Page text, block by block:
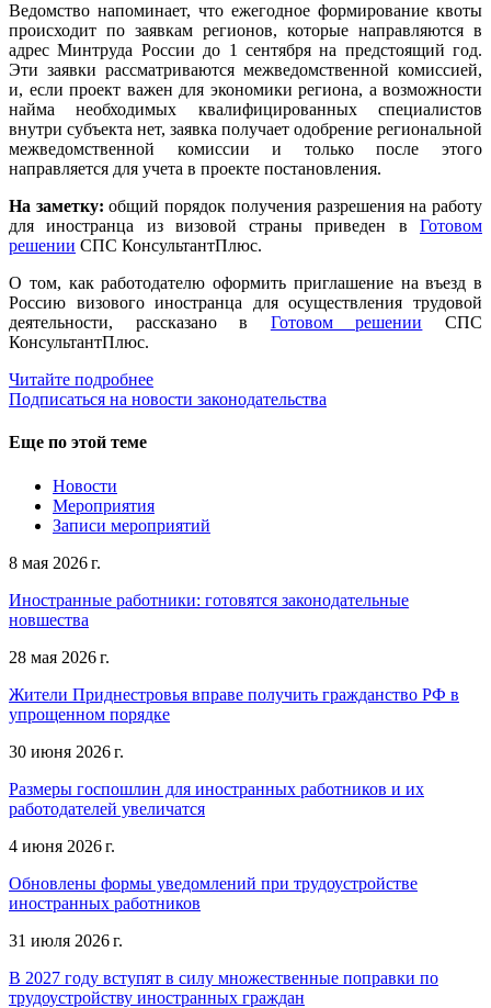
Ведомство напоминает, что ежегодное формирование квоты
происходит по заявкам регионов, которые направляются в
адрес Минтруда России до 1 сентября на предстоящий год.
Эти заявки рассматриваются межведомственной комиссией,
и, если проект важен для экономики региона, а возможности
найма необходимых квалифицированных специалистов
внутри субъекта нет, заявка получает одобрение региональной
межведомственной комиссии и только после этого
направляется для учета в проекте постановления.
На заметку:общий порядок получения разрешения на работу
для иностранца из визовой страны приведен в Готовом
решении СПС КонсультантПлюс.
О том, как работодателю оформить приглашение на въезд в
Россию визового иностранца для осуществления трудовой
деятельности, рассказано в Готовом решении СПС
КонсультантПлюс.
Читайте подробнее
Подписаться на новости законодательства
Еще по этой теме
Новости
Мероприятия
Записи мероприятий
8 мая 2026 г.
Иностранные работники: готовятся законодательные
новшества
28 мая 2026 г.
Жители Приднестровья вправе получить гражданство РФ в
упрощенном порядке
30 июня 2026 г.
Размеры госпошлин для иностранных работников и их
работодателей увеличатся
4 июня 2026 г.
Обновлены формы уведомлений при трудоустройстве
иностранных работников
31 июля 2026 г.
В 2027 году вступят в силу множественные поправки по
трудоустройству иностранных граждан